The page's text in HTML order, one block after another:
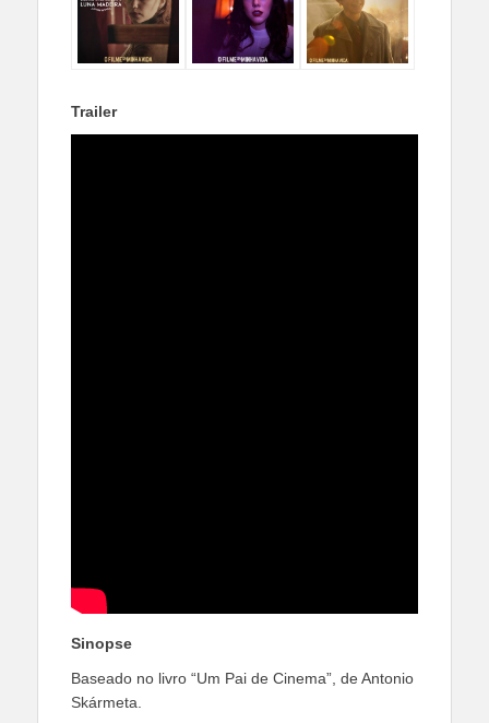
Trailer
Sinopse
Baseado no livro “Um Pai de Cinema”, de Antonio
Skármeta.